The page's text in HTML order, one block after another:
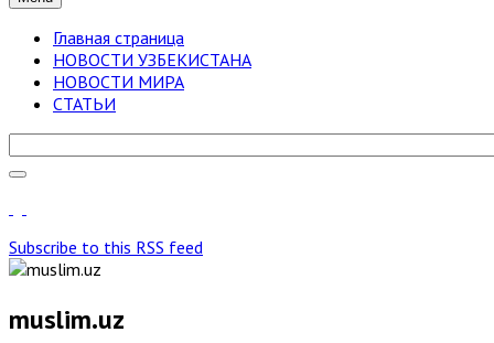
Главная страница
НОВОСТИ УЗБЕКИСТАНА
НОВОСТИ МИРА
СТАТЬИ
Subscribe to this RSS feed
muslim.uz